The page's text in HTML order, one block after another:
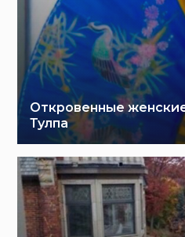
Откровенные
Тулпа